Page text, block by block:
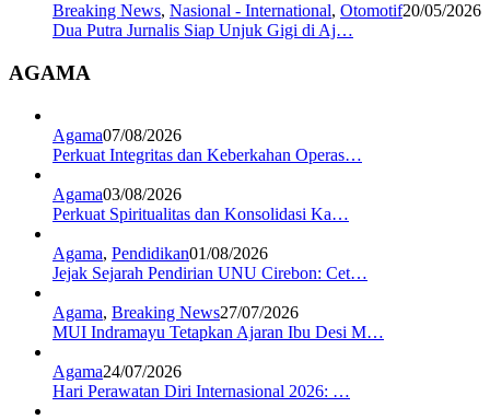
Breaking News, Nasional - International, Otomotif20/05/2026
Dua Putra Jurnalis Siap Unjuk Gigi di Aj…
AGAMA
Agama07/08/2026
Perkuat Integritas dan Keberkahan Operas…
Agama03/08/2026
Perkuat Spiritualitas dan Konsolidasi Ka…
Agama, Pendidikan01/08/2026
Jejak Sejarah Pendirian UNU Cirebon: Cet…
Agama, Breaking News27/07/2026
MUI Indramayu Tetapkan Ajaran Ibu Desi M…
Agama24/07/2026
Hari Perawatan Diri Internasional 2026: …